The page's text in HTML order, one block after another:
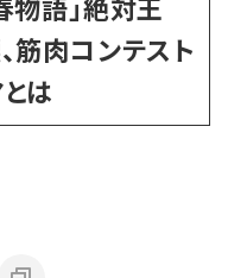
筋肉コンテスト
は